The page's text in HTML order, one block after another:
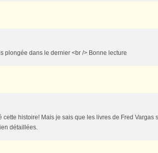
plongée dans le dernier <br /> Bonne lecture
histoire! Mais je sais que les livres de Fred Vargas
détaillées.